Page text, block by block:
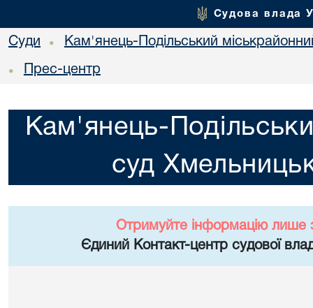
Судова влада
Суди • Кам'янець-Подільський
• Прес-центр
Кам'янець-
суд
Отримуйте інформацію лише
Єдиний Контакт-центр судової